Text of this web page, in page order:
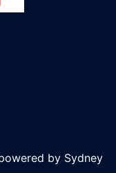
by Sydney